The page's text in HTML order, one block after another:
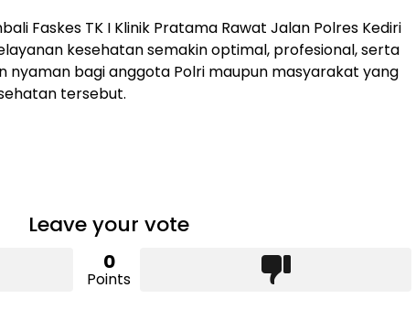
Faskes TK I Klinik Pratama Rawat Jalan Polres Kediri
kesehatan semakin optimal, profesional, serta
nyaman bagi anggota Polri maupun masyarakat yang
tersebut.
Leave your vote
0
Points